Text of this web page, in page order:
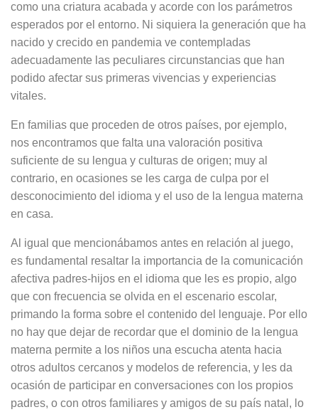
como una criatura acabada y acorde con los parámetros
esperados por el entorno. Ni siquiera la generación que ha
nacido y crecido en pandemia ve contempladas
adecuadamente las peculiares circunstancias que han
podido afectar sus primeras vivencias y experiencias
vitales.
En familias que proceden de otros países, por ejemplo,
nos encontramos que falta una valoración positiva
suficiente de su lengua y culturas de origen; muy al
contrario, en ocasiones se les carga de culpa por el
desconocimiento del idioma y el uso de la lengua materna
en casa.
Al igual que mencionábamos antes en relación al juego,
es fundamental resaltar la importancia de la comunicación
afectiva padres-hijos en el idioma que les es propio, algo
que con frecuencia se olvida en el escenario escolar,
primando la forma sobre el contenido del lenguaje. Por ello
no hay que dejar de recordar que el dominio de la lengua
materna permite a los niños una escucha atenta hacia
otros adultos cercanos y modelos de referencia, y les da
ocasión de participar en conversaciones con los propios
padres, o con otros familiares y amigos de su país natal, lo